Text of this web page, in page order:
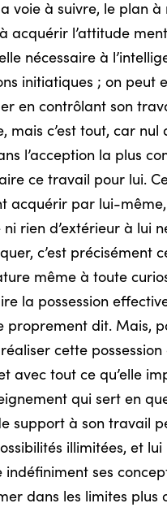
voie à suivre, le plan à
acquérir l’attitude
nécessaire à
initiatiques ; on peut
en contrôlant son
mais c’est tout, car
l’acception la plus
ce travail pour lui.
acquérir par lui-
ni rien d’extérieur à lui
c’est précisément
même à toute
la possession
proprement dit. Mais,
cette possession
avec tout ce qu’elle
qui sert en
support à son travail
illimitées, et
indéfiniment ses
dans les limites plus